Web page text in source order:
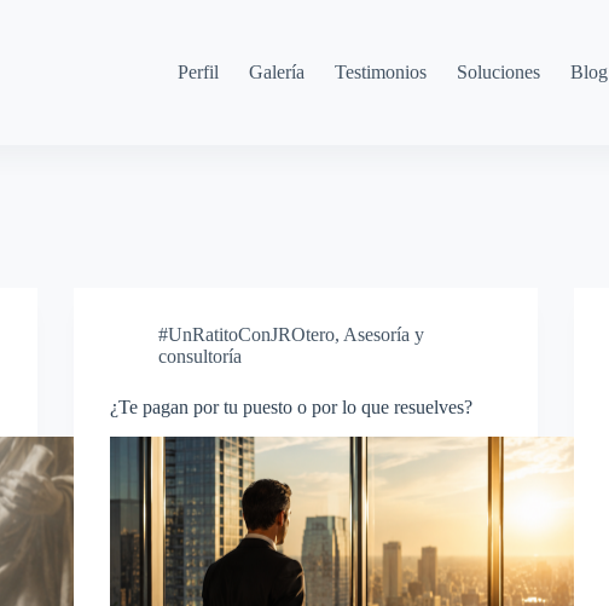
Perfil Galería Testimonios Soluciones Blog
#UnRatitoConJROtero, Asesoría y
consultoría
¿Te pagan por tu puesto o por lo que resuelves?